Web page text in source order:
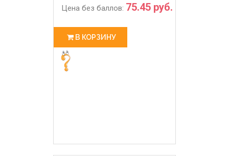
Цена без баллов: 75.45 руб.
В КОРЗИНУ